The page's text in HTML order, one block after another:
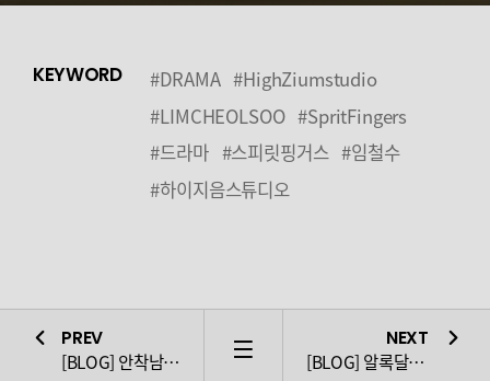
KEYWORD #DRAMA #HighZiumstudio
#LIMCHEOLSOO #SpritFingers
#드라마 #스피릿핑거스 #임철수
#하이지음스튜디오
PREV
[BLOG] 안착남 길호세 LIST
NEXT
[BLOG] 알록달록 임철수